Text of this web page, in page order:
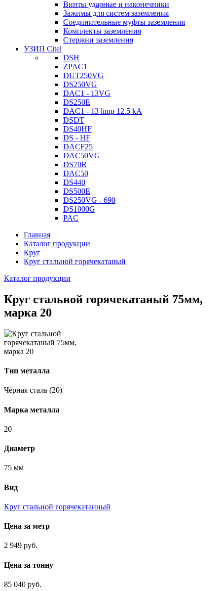
Винты ударные и наконечники
Зажимы для систем заземления
Соединительные муфты заземления
Комплекты заземления
Стержни заземления
УЗИП Citel
DSH
ZPAC1
DUT250VG
DS250VG
DAC1 - 13VG
DS250E
DAC1 - 13 limp 12.5 kA
DSDT
DS40HF
DS - HF
DACF25
DAC50VG
DS70R
DAC50
DS440
DS500E
DS250VG - 690
DS1000G
PAC
Главная
Каталог продукции
Круг
Круг стальной горячекатаный
Каталог продукции
Круг стальной горячекатаный 75мм,
марка 20
Тип металла
Чёрная сталь (20)
Марка металла
20
Диаметр
75 мм
Вид
Круг стальной горячекатанный
Цена за метр
2 949 руб.
Цена за тонну
85 040 руб.